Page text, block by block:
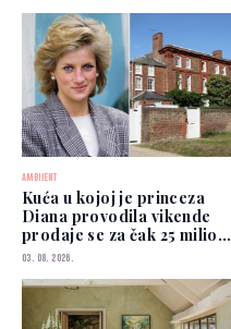
AMBIJENT
Kuća u kojoj je princeza
Diana provodila vikende
prodaje se za čak 25 miliona
funti
03. 08. 2026.